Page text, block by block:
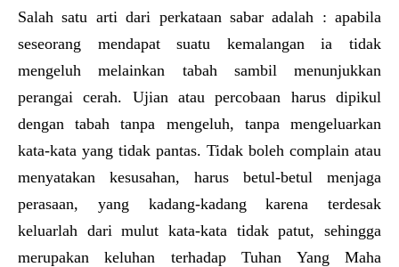
Salah satu arti dari perkataan sabar adalah : apabila
seseorang mendapat suatu kemalangan ia tidak
mengeluh melainkan tabah sambil menunjukkan
perangai cerah. Ujian atau percobaan harus dipikul
dengan tabah tanpa mengeluh, tanpa mengeluarkan
kata-kata yang tidak pantas. Tidak boleh complain atau
menyatakan kesusahan, harus betul-betul menjaga
perasaan, yang kadang-kadang karena terdesak
keluarlah dari mulut kata-kata tidak patut, sehingga
merupakan keluhan terhadap Tuhan Yang Maha